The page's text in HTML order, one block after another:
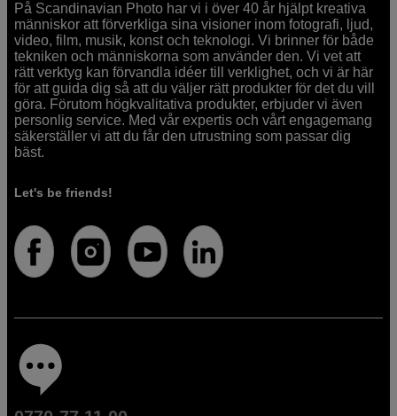
På Scandinavian Photo har vi i över 40 år hjälpt kreativa
människor att förverkliga sina visioner inom fotografi, ljud,
video, film, musik, konst och teknologi. Vi brinner för både
tekniken och människorna som använder den. Vi vet att
rätt verktyg kan förvandla idéer till verklighet, och vi är här
för att guida dig så att du väljer rätt produkter för det du vill
göra. Förutom högkvalitativa produkter, erbjuder vi även
personlig service. Med vår expertis och vårt engagemang
säkerställer vi att du får den utrustning som passar dig
bäst.
Let's be friends!